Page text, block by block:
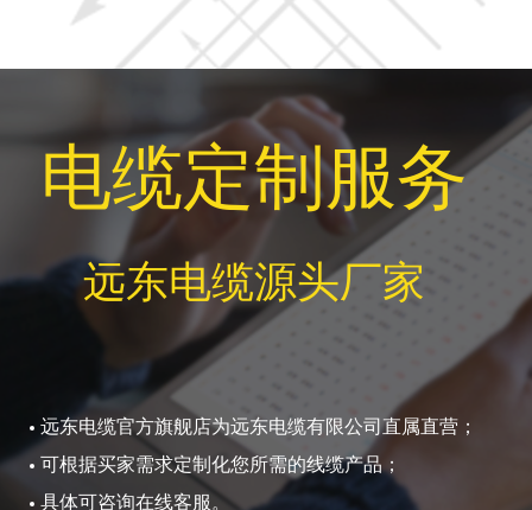
电缆定制服务
远东电缆源头厂家
远东电缆官方旗舰店为远东电缆有限公司直属直营；
可根据买家需求定制化您所需的线缆产品；
具体可咨询在线客服。